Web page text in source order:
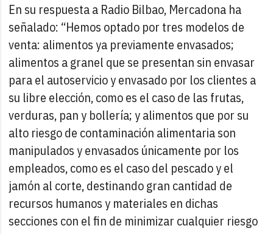
En su respuesta a Radio Bilbao, Mercadona ha
señalado: “Hemos optado por tres modelos de
venta: alimentos ya previamente envasados;
alimentos a granel que se presentan sin envasar
para el autoservicio y envasado por los clientes a
su libre elección, como es el caso de las frutas,
verduras, pan y bollería; y alimentos que por su
alto riesgo de contaminación alimentaria son
manipulados y envasados únicamente por los
empleados, como es el caso del pescado y el
jamón al corte, destinando gran cantidad de
recursos humanos y materiales en dichas
secciones con el fin de minimizar cualquier riesgo